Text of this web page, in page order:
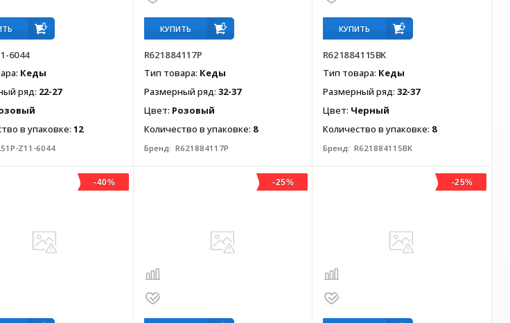
6044
Кеды
ряд: 22-27
в упаковке:12
Z11-6044
КУПИТЬ
R621884117P
Тип товара: Кеды
Размерный ряд: 32-37
Цвет: Розовый
Количество в упаковке: 8
Бренд: R621884117P
КУПИТЬ
R621884115BK
Тип товара: Кеды
Размерный ряд: 32-37
Цвет: Черный
Количество в упаковке: 8
Бренд: R621884115BK
-40% -25% -25%